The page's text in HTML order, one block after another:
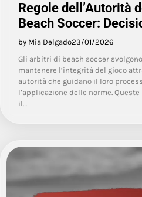
Regole dell’Autorità
Beach Soccer:
by Mia Delgado23/01/2026
Gli arbitri di beach soccer
mantenere l’integrità del gioco
autorità che guidano il loro
l’applicazione delle norme.
il…